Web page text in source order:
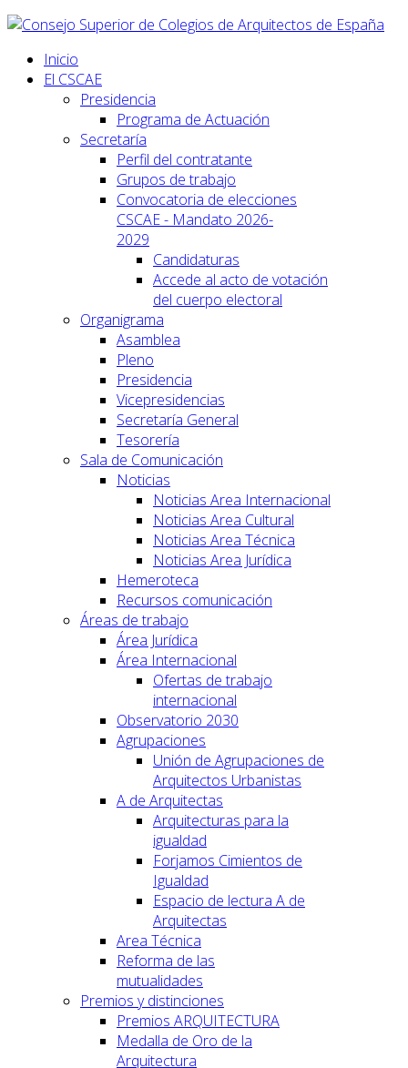
Inicio
El CSCAE
Presidencia
Programa de Actuación
Secretaría
Perfil del contratante
Grupos de trabajo
Convocatoria de elecciones
CSCAE - Mandato 2026-
2029
Candidaturas
Accede al acto de votación
del cuerpo electoral
Organigrama
Asamblea
Pleno
Presidencia
Vicepresidencias
Secretaría General
Tesorería
Sala de Comunicación
Noticias
Noticias Area Internacional
Noticias Area Cultural
Noticias Area Técnica
Noticias Area Jurídica
Hemeroteca
Recursos comunicación
Áreas de trabajo
Área Jurídica
Área Internacional
Ofertas de trabajo
internacional
Observatorio 2030
Agrupaciones
Unión de Agrupaciones de
Arquitectos Urbanistas
A de Arquitectas
Arquitecturas para la
igualdad
Forjamos Cimientos de
Igualdad
Espacio de lectura A de
Arquitectas
Area Técnica
Reforma de las
mutualidades
Premios y distinciones
Premios ARQUITECTURA
Medalla de Oro de la
Arquitectura